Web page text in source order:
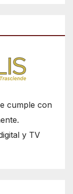
cumple con
y TV